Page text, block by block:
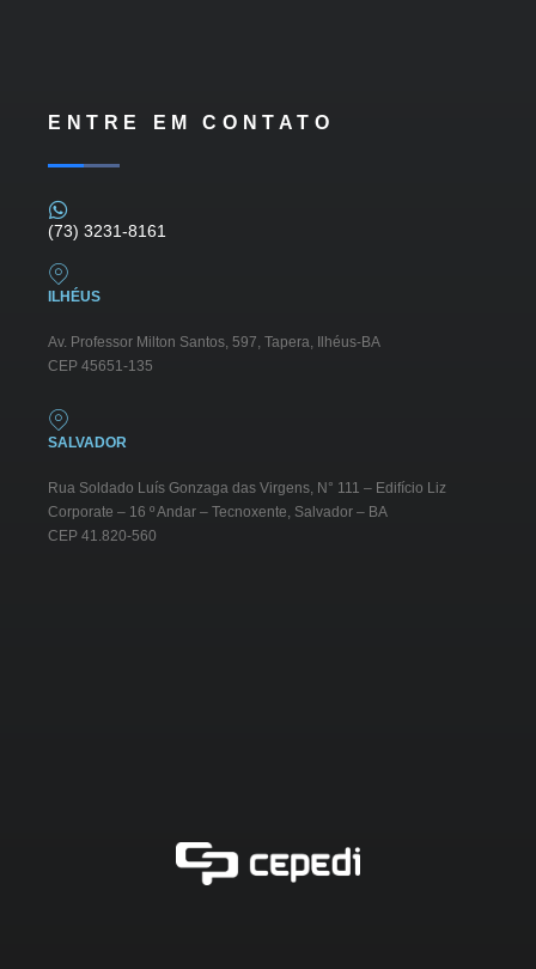
ENTRE EM CONTATO
(73) 3231-8161
ILHÉUS
Av. Professor Milton Santos, 597, Tapera, Ilhéus-BA
CEP 45651-135
SALVADOR
Rua Soldado Luís Gonzaga das Virgens, N° 111 – Edifício Liz
Corporate – 16 º Andar – Tecnoxente, Salvador – BA
CEP 41.820-560